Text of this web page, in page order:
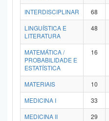
INTERDISCIPLINAR
68
LINGUÍSTICA E
LITERATURA
48
MATEMÁTICA /
PROBABILIDADE E
ESTATÍSTICA
16
MATERIAIS 10
MEDICINA I
33
MEDICINA II
29